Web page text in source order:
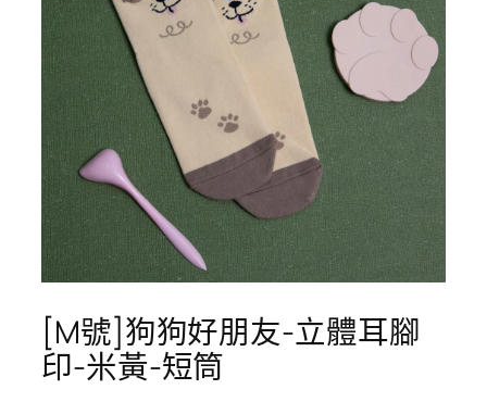
[M號]狗狗好朋友-立體耳腳
印-米黃-短筒